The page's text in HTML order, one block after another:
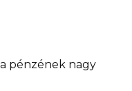
pénzének nagy